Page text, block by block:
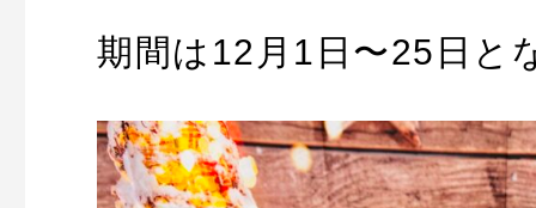
期間は12月1日〜25日と